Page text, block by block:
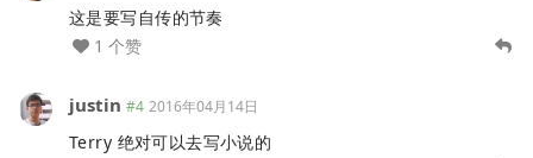
这是要写自传的节奏
1 个赞
justin #4 2016年04月14日
Terry 绝对可以去写小说的